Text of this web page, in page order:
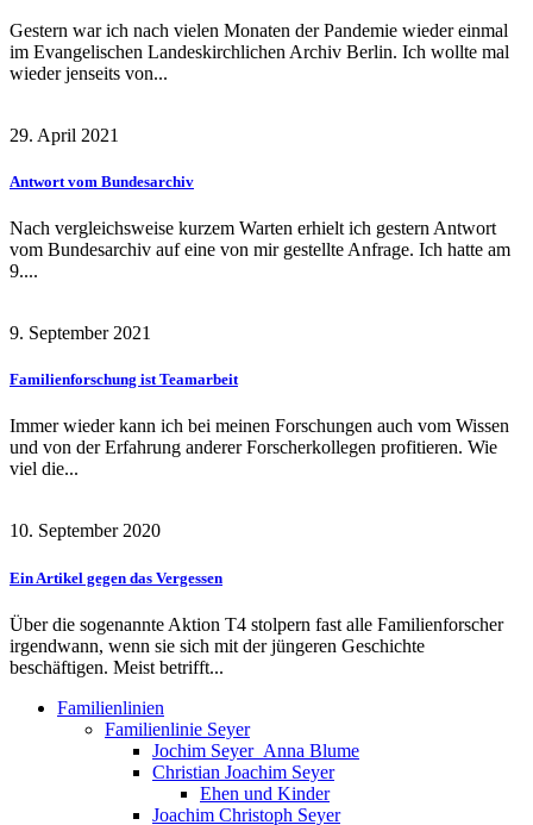
Gestern war ich nach vielen Monaten der Pandemie wieder einmal
im Evangelischen Landeskirchlichen Archiv Berlin. Ich wollte mal
wieder jenseits von...
29. April 2021
Antwort vom Bundesarchiv
Nach vergleichsweise kurzem Warten erhielt ich gestern Antwort
vom Bundesarchiv auf eine von mir gestellte Anfrage. Ich hatte am
9....
9. September 2021
Familienforschung ist Teamarbeit
Immer wieder kann ich bei meinen Forschungen auch vom Wissen
und von der Erfahrung anderer Forscherkollegen profitieren. Wie
viel die...
10. September 2020
Ein Artikel gegen das Vergessen
Über die sogenannte Aktion T4 stolpern fast alle Familienforscher
irgendwann, wenn sie sich mit der jüngeren Geschichte
beschäftigen. Meist betrifft...
Familienlinien
Familienlinie Seyer
Jochim Seyer_Anna Blume
Christian Joachim Seyer
Ehen und Kinder
Joachim Christoph Seyer